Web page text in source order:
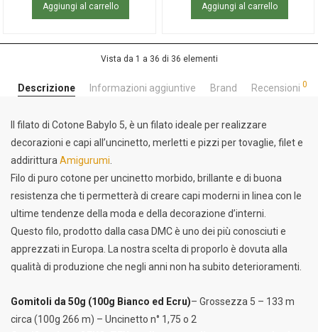
Aggiungi al carrello Aggiungi al carrello
Vista da 1 a 36 di 36 elementi
Descrizione Informazioni aggiuntive Brand Recensioni 0
Il filato di Cotone Babylo 5, è un filato ideale per realizzare
decorazioni e capi all’uncinetto, merletti e pizzi per tovaglie, filet e
addirittura Amigurumi
Filo di puro cotone per uncinetto morbido, brillante e di buona
resistenza che ti permetterà di creare capi moderni in linea con le
ultime tendenze della moda e della decorazione d’interni.
Questo filo, prodotto dalla casa DMC è uno dei più conosciuti e
apprezzati in Europa. La nostra scelta di proporlo è dovuta alla
qualità di produzione che negli anni non ha subito deterioramenti.
Gomitoli da 50g (100g Bianco ed Ecru)– Grossezza 5 – 133 m
circa (100g 266 m) – Uncinetto n° 1,75 o 2